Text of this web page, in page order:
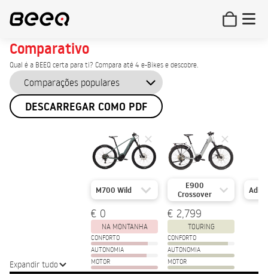
Comparativo
Qual é a BEEQ certa para ti? Compara até 4 e-Bikes e descobre.
DESCARREGAR COMO PDF
M700 Wild
E900
Crossover
Expandir tudo
€ 0
NA MONTANHA
CONFORTO
AUTONOMIA
MOTOR
€ 2,799
TOURING
CONFORTO
AUTONOMIA
MOTOR